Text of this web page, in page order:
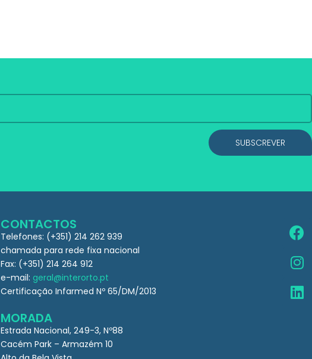
SUBSCREVER
CONTACTOS
Telefones: (+351) 214 262 939
chamada para rede fixa nacional
Fax: (+351) 214 264 912
e-mail: geral@interorto.pt
Certificação Infarmed Nº 65/DM/2013
MORADA
Estrada Nacional, 249-3, Nº88
Cacém Park – Armazém 10